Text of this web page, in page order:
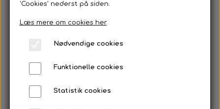
'Cookies' nederst på siden.
Læs mere om cookies her
Nødvendige cookies
Funktionelle cookies
Statistik cookies